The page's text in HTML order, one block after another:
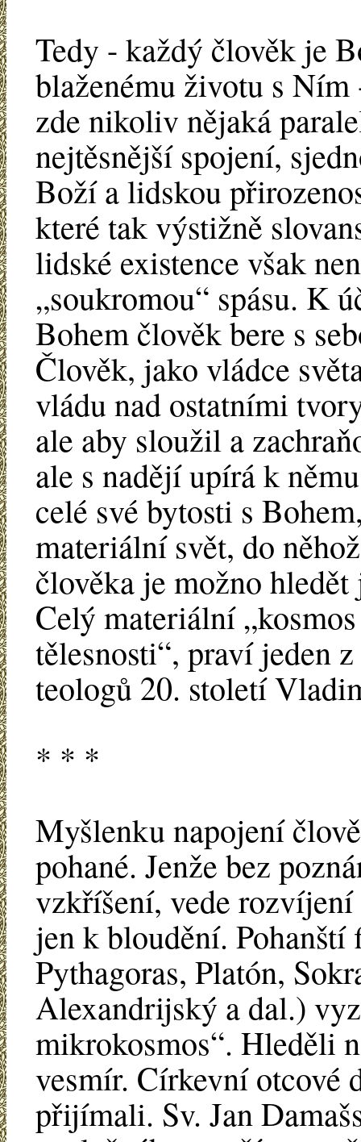
Tedy - každý člověk je
blaženému životu s
zde nikoliv nějaká
nejtěsnější spojení,
Boží a lidskou
které tak výstižně
lidské existence však
„soukromou“ spásu. K
Bohem člověk bere s
Člověk, jako vládce
vládu nad ostatními
ale aby sloužil a
ale s nadějí upírá k
celé své bytosti s
materiální svět, do
člověka je možno
Celý materiální
tělesnosti“, praví jeden
teologů 20. století
* * *
Myšlenku napojení
pohané. Jenže bez
vzkříšení, vede
jen k bloudění.
Pythagoras, Platón,
Alexandrijský a dal.)
mikrokosmos“. Hleděli
vesmír. Církevní otcové
přijímali. Sv. Jan